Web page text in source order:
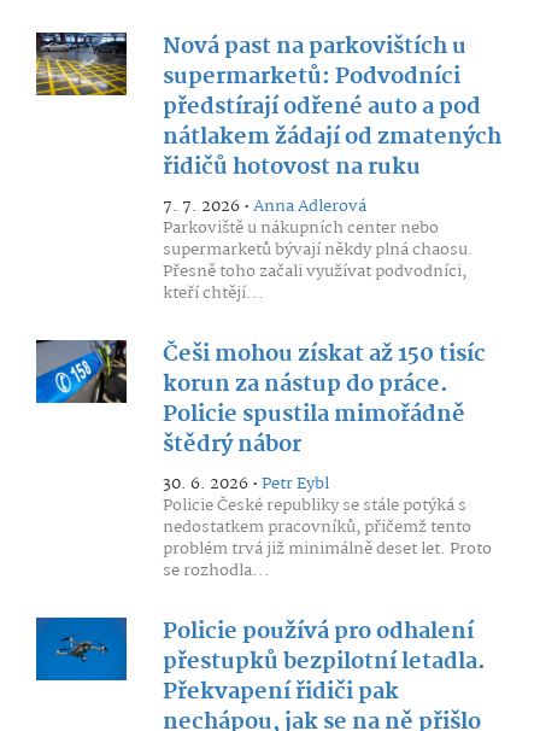
Nová past na parkovištích u
supermarketů: Podvodníci
předstírají odřené auto a pod
nátlakem žádají od zmatených
řidičů hotovost na ruku
7. 7. 2026 •Anna Adlerová
Parkoviště u nákupních center nebo
supermarketů bývají někdy plná chaosu.
Přesně toho začali využívat podvodníci,
kteří chtějí...
Češi mohou získat až 150 tisíc
korun za nástup do práce.
Policie spustila mimořádně
štědrý nábor
30. 6. 2026 •Petr Eybl
Policie České republiky se stále potýká s
nedostatkem pracovníků, přičemž tento
problém trvá již minimálně deset let. Proto
se rozhodla...
Policie používá pro odhalení
přestupků bezpilotní letadla.
Překvapení řidiči pak
nechápou, jak se na ně přišlo